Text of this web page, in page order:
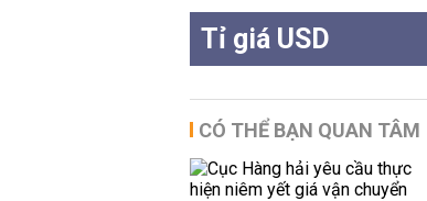
Tỉ giá USD
CÓ THỂ BẠN QUAN TÂM